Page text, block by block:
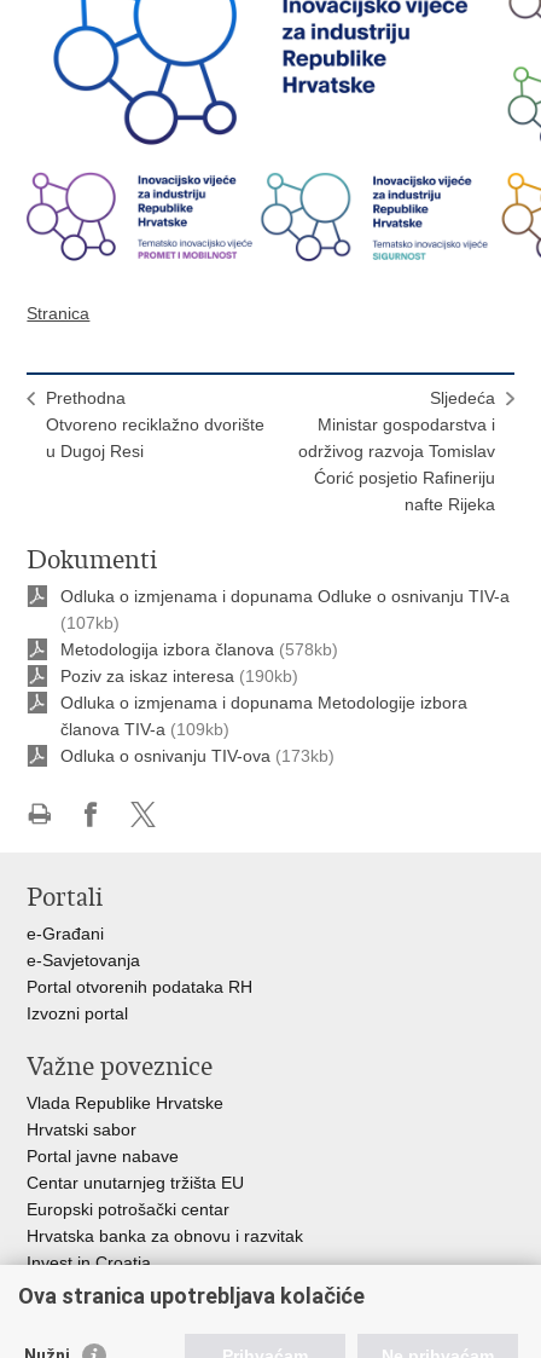
Stranica
Prethodna
Otvoreno reciklažno dvorište
u Dugoj Resi
Sljedeća
​Ministar gospodarstva i
održivog razvoja Tomislav
Ćorić posjetio Rafineriju
nafte Rijeka
Dokumenti
Odluka o izmjenama i dopunama Odluke o osnivanju TIV-a
(107kb)
Metodologija izbora članova (578kb)
Poziv za iskaz interesa (190kb)
Odluka o izmjenama i dopunama Metodologije izbora
članova TIV-a (109kb)
Odluka o osnivanju TIV-ova (173kb)
Facebooku
Portali
e-Građani
e-Savjetovanja
Portal otvorenih podataka RH
Izvozni portal
Važne poveznice
Vlada Republike Hrvatske
Hrvatski sabor
Portal javne nabave
Centar unutarnjeg tržišta EU
Europski potrošački centar
Hrvatska banka za obnovu i razvitak
Invest in Croatia
Europska banka za obnovu i razvoj
Središnja agencija za financiranje i ugovaranje
Ova stranica upotrebljava kolačiće